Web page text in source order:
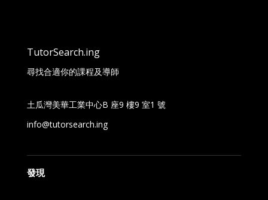
TutorSearch.ing
尋找合適你的課程及導師
土瓜灣美華工業中心B 座9 樓9 室1 號
info@tutorsearch.ing
發現